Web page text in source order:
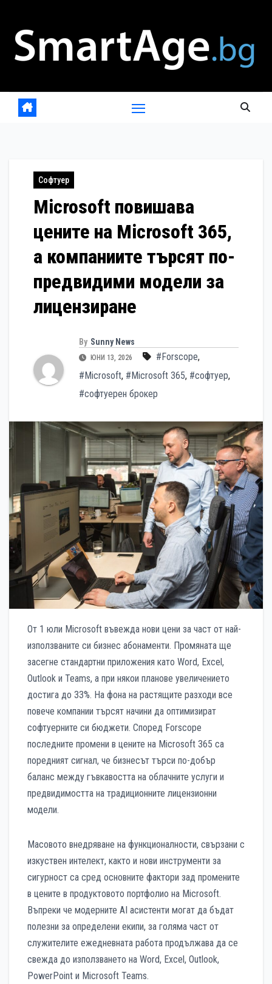
content
Софтуер
Microsoft повишава
цените на Microsoft 365,
а компаниите търсят по-
предвидими модели за
лицензиране
By Sunny News
ЮНИ 13, 2026 #Forscope,
#Microsoft, #Microsoft 365, #софтуер,
#софтуерен брокер
От 1 юли Microsoft въвежда нови цени за част от най-
използваните си бизнес абонаменти. Промяната ще
засегне стандартни приложения като Word, Excel,
Outlook и Teams, а при някои планове увеличението
достига до 33%. На фона на растящите разходи все
повече компании търсят начини да оптимизират
софтуерните си бюджети. Според Forscope
последните промени в цените на Microsoft 365 са
поредният сигнал, че бизнесът търси по-добър
баланс между гъвкавостта на облачните услуги и
предвидимостта на традиционните лицензионни
модели.
Масовото внедряване на функционалности, свързани с
изкуствен интелект, както и нови инструменти за
сигурност са сред основните фактори зад промените
в цените в продуктовото портфолио на Microsoft.
Въпреки че модерните AI асистенти могат да бъдат
полезни за определени екипи, за голяма част от
служителите ежедневната работа продължава да се
свежда до използването на Word, Excel, Outlook,
PowerPoint и Microsoft Teams.